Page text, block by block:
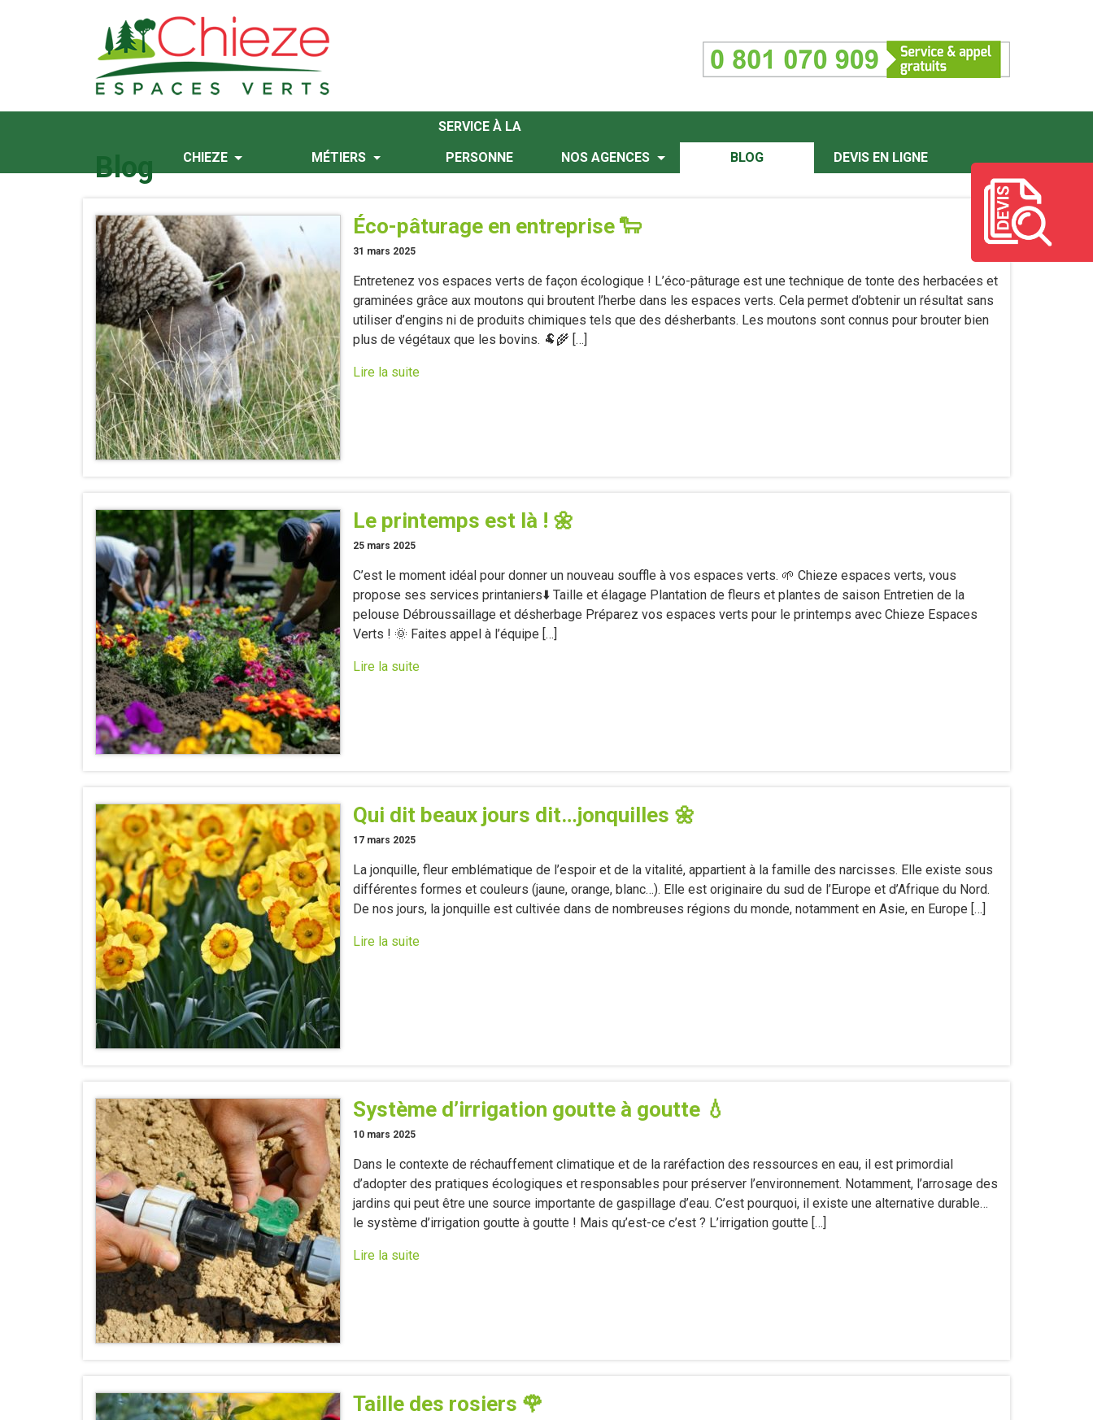
CHIEZE MÉTIERS
SERVICE À LA
PERSONNE
NOS AGENCES BLOG DEVIS EN LIGNE
Blog
Éco-pâturage en entreprise 🐑
31 mars 2025
Entretenez vos espaces verts de façon écologique ! L’éco-pâturage est une technique de tonte des herbacées et
graminées grâce aux moutons qui broutent l’herbe dans les espaces verts. Cela permet d’obtenir un résultat sans
utiliser d’engins ni de produits chimiques tels que des désherbants. Les moutons sont connus pour brouter bien
plus de végétaux que les bovins. 🐏🌾 […]
Lire la suite
Le printemps est là ! 🌼
25 mars 2025
C’est le moment idéal pour donner un nouveau souffle à vos espaces verts. 🌱 Chieze espaces verts, vous
propose ses services printaniers⬇️ Taille et élagage Plantation de fleurs et plantes de saison Entretien de la
pelouse Débroussaillage et désherbage Préparez vos espaces verts pour le printemps avec Chieze Espaces
Verts ! 🌞 Faites appel à l’équipe […]
Lire la suite
Qui dit beaux jours dit…jonquilles 🌼
17 mars 2025
La jonquille, fleur emblématique de l’espoir et de la vitalité, appartient à la famille des narcisses. Elle existe sous
différentes formes et couleurs (jaune, orange, blanc…). Elle est originaire du sud de l’Europe et d’Afrique du Nord.
De nos jours, la jonquille est cultivée dans de nombreuses régions du monde, notamment en Asie, en Europe […]
Lire la suite
Système d’irrigation goutte à goutte 💧
10 mars 2025
Dans le contexte de réchauffement climatique et de la raréfaction des ressources en eau, il est primordial
d’adopter des pratiques écologiques et responsables pour préserver l’environnement. Notamment, l’arrosage des
jardins qui peut être une source importante de gaspillage d’eau. C’est pourquoi, il existe une alternative durable…
le système d’irrigation goutte à goutte ! Mais qu’est-ce c’est ? L’irrigation goutte […]
Lire la suite
Taille des rosiers 🌹